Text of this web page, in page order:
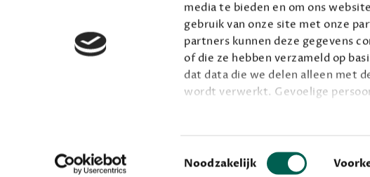
media te bieden en om ons
gebruik van onze site met onze
partners kunnen deze gegevens
of die ze hebben verzameld op
dat data die we delen alleen met
wordt verwerkt. Gevoelige
Toestemmingsselectie
Noodzakelijk